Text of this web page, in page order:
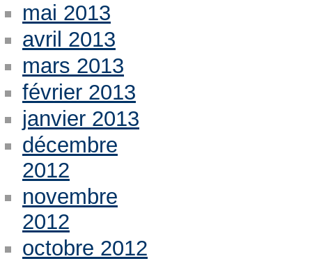
mai 2013
avril 2013
mars 2013
février 2013
janvier 2013
décembre
2012
novembre
2012
octobre 2012